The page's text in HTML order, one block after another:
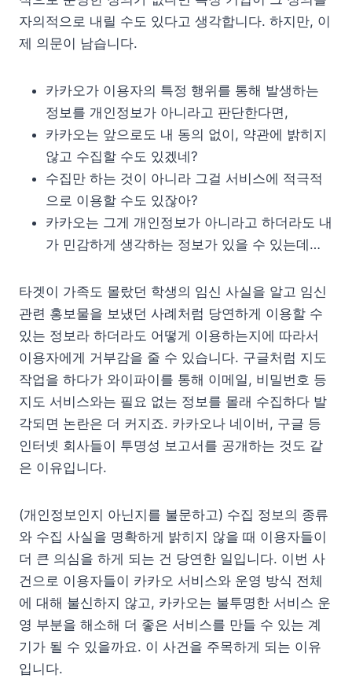
자의적으로 내릴 수도 있다고 생각합니다. 하지만, 이
제 의문이 남습니다.
카카오가 이용자의 특정 행위를 통해 발생하는
정보를 개인정보가 아니라고 판단한다면,
카카오는 앞으로도 내 동의 없이, 약관에 밝히지
않고 수집할 수도 있겠네?
수집만 하는 것이 아니라 그걸 서비스에 적극적
으로 이용할 수도 있잖아?
카카오는 그게 개인정보가 아니라고 하더라도 내
가 민감하게 생각하는 정보가 있을 수 있는데…
타겟이 가족도 몰랐던 학생의 임신 사실을 알고 임신
관련 홍보물을 보냈던 사례처럼 당연하게 이용할 수
있는 정보라 하더라도 어떻게 이용하는지에 따라서
이용자에게 거부감을 줄 수 있습니다. 구글처럼 지도
작업을 하다가 와이파이를 통해 이메일, 비밀번호 등
지도 서비스와는 필요 없는 정보를 몰래 수집하다 발
각되면 논란은 더 커지죠. 카카오나 네이버, 구글 등
인터넷 회사들이 투명성 보고서를 공개하는 것도 같
은 이유입니다.
(개인정보인지 아닌지를 불문하고) 수집 정보의 종류
와 수집 사실을 명확하게 밝히지 않을 때 이용자들이
더 큰 의심을 하게 되는 건 당연한 일입니다. 이번 사
건으로 이용자들이 카카오 서비스와 운영 방식 전체
에 대해 불신하지 않고, 카카오는 불투명한 서비스 운
영 부분을 해소해 더 좋은 서비스를 만들 수 있는 계
기가 될 수 있을까요. 이 사건을 주목하게 되는 이유
입니다.